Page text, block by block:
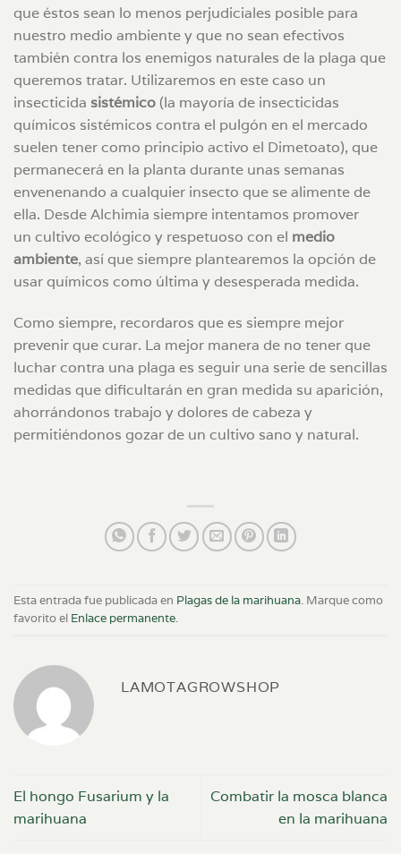
que éstos sean lo menos perjudiciales posible para
nuestro medio ambiente y que no sean efectivos
también contra los enemigos naturales de la plaga que
queremos tratar. Utilizaremos en este caso un
insecticida sistémico (la mayoría de insecticidas
químicos sistémicos contra el pulgón en el mercado
suelen tener como principio activo el Dimetoato), que
permanecerá en la planta durante unas semanas
envenenando a cualquier insecto que se alimente de
ella. Desde Alchimia siempre intentamos promover
un cultivo ecológico y respetuoso con el medio
ambiente, así que siempre plantearemos la opción de
usar químicos como última y desesperada medida.
Como siempre, recordaros que es siempre mejor
prevenir que curar. La mejor manera de no tener que
luchar contra una plaga es seguir una serie de sencillas
medidas que dificultarán en gran medida su aparición,
ahorrándonos trabajo y dolores de cabeza y
permitiéndonos gozar de un cultivo sano y natural.
Esta entrada fue publicada en Plagas de la marihuana. Marque como
favorito el Enlace permanente.
LAMOTAGROWSHOP
El hongo Fusarium y la
marihuana
Combatir la mosca blanca
en la marihuana